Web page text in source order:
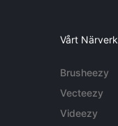
Vårt Närverk
Brusheezy
Vecteezy
Videezy